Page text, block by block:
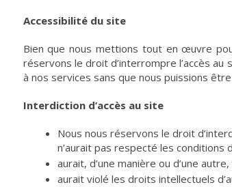
Accessibilité du site
Bien que nous mettions tout en œuvre
réservons le droit d’interrompre l’accès
à nos services sans que nous puissions
Interdiction d’accès au site
Nous nous réservons le droit
n’aurait pas respecté les conditions
aurait, d’une manière ou d’une
aurait violé les droits intellectuels